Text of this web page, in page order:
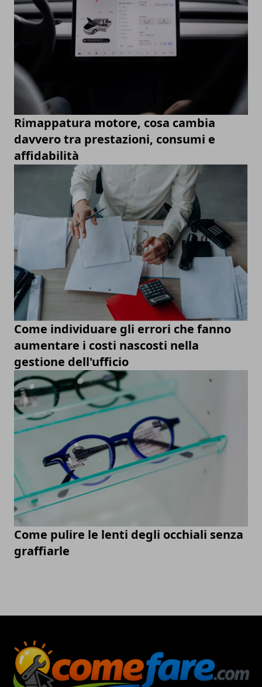
Rimappatura motore, cosa cambia
davvero tra prestazioni, consumi e
affidabilità
Come individuare gli errori che fanno
aumentare i costi nascosti nella
gestione dell'ufficio
Come pulire le lenti degli occhiali senza
graffiarle